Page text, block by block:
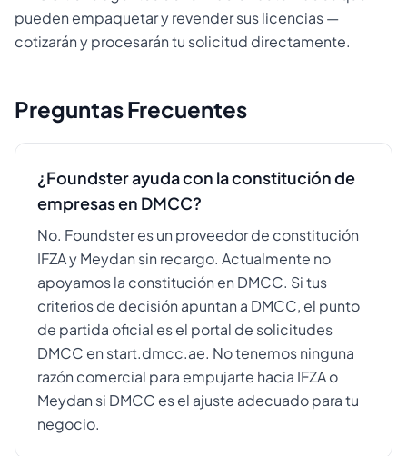
pueden empaquetar y revender sus licencias —
cotizarán y procesarán tu solicitud directamente.
Preguntas Frecuentes
¿Foundster ayuda con la constitución de
empresas en DMCC?
No. Foundster es un proveedor de constitución
IFZA y Meydan sin recargo. Actualmente no
apoyamos la constitución en DMCC. Si tus
criterios de decisión apuntan a DMCC, el punto
de partida oficial es el portal de solicitudes
DMCC en start.dmcc.ae. No tenemos ninguna
razón comercial para empujarte hacia IFZA o
Meydan si DMCC es el ajuste adecuado para tu
negocio.